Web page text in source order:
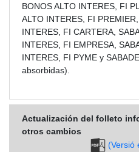
BONOS ALTO INTERES, FI
ALTO INTERES, FI
INTERES, FI CARTERA,
INTERES, FI EMPRESA,
INTERES, FI PYME y
absorbidas).
Actualización del folleto
otros cambios
(Versió